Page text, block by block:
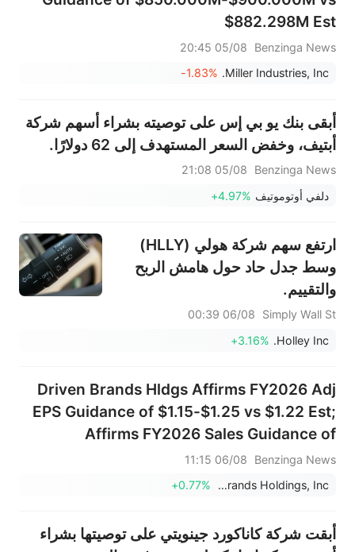
$882.298M Est
Benzinga News
05/08 20:45
Miller Industries, Inc.
-1.83%
أبقى بنك يو بي إس على توصيته بشراء أسهم شركة
أبتيف، وخفض السعر المستهدف إلى 62 دولارًا.
Benzinga News
05/08 21:08
دلفي أوتوموتيف +4.97%
ارتفع سهم شركة هولي (HLLY)
وسط جدل حاد حول هامش الربح
والتقييم.
Simply Wall St
06/08 00:39
Holley Inc.
+3.16%
Driven Brands Hldgs Affirms FY2026 Adj
EPS Guidance of $1.15-$1.25 vs $1.22 Est;
Affirms FY2026 Sales Guidance of
$1.950B-$2.050B vs $1.999B Est
Benzinga News
06/08 11:15
Driven Brands Holdings, Inc.
+0.77%
أبقت شركة كاناكورد جينويتي على توصيتها بشراء